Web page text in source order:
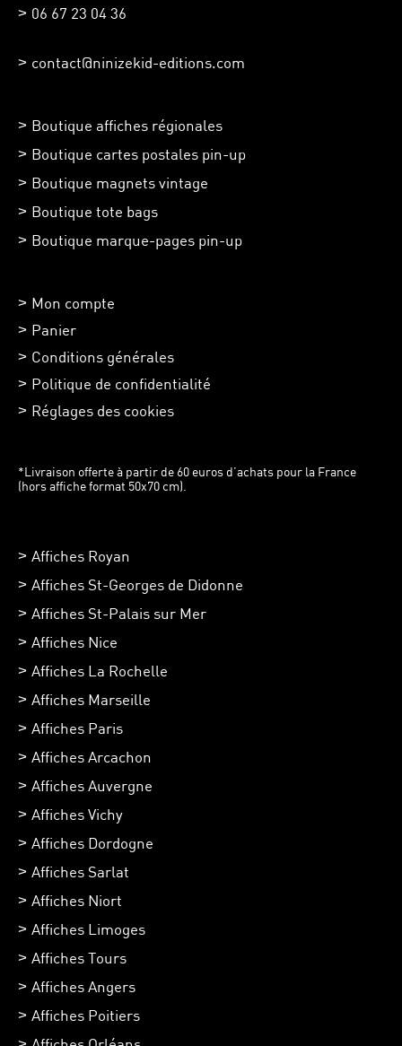
06 67 23 04 36
contact@ninizekid-editions.com
Boutique affiches régionales
Boutique cartes postales pin-up
Boutique magnets vintage
Boutique tote bags
Boutique marque-pages pin-up
Mon compte
Panier
Conditions générales
Politique de confidentialité
Réglages des cookies
*Livraison offerte à partir de 60 euros d’achats pour la France
(hors affiche format 50x70 cm).
Affiches Royan
Affiches St-Georges de Didonne
Affiches St-Palais sur Mer
Affiches Nice
Affiches La Rochelle
Affiches Marseille
Affiches Paris
Affiches Arcachon
Affiches Auvergne
Affiches Vichy
Affiches Dordogne
Affiches Sarlat
Affiches Niort
Affiches Limoges
Affiches Tours
Affiches Angers
Affiches Poitiers